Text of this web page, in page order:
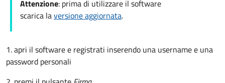
Attenzione: prima di utilizzare il software
scarica laversione aggiornata.
1. apri il software e registrati inserendo una username e una
password personali